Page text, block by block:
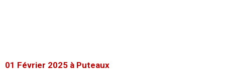
01 Février 2025 à Puteaux